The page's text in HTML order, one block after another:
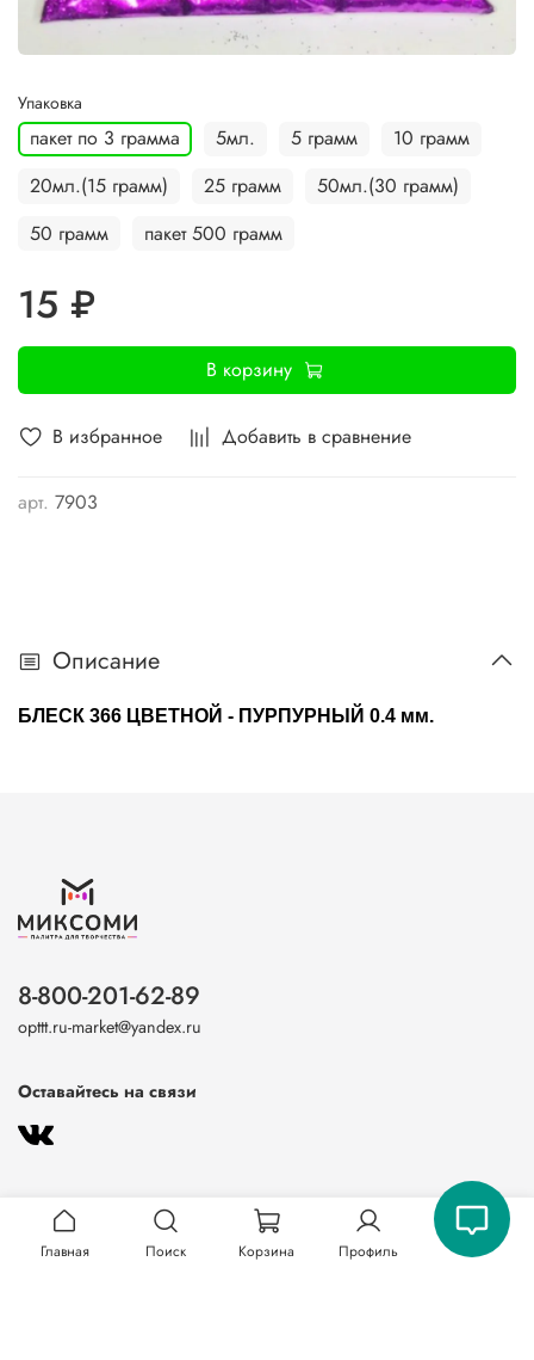
В избранное Добавить в сравнение
арт. 7903
Упаковка
пакет по 3 грамма 5мл. 5 грамм
10 грамм
20мл.(15 грамм)
25 грамм
50мл.(30 грамм)
50 грамм
пакет 500 грамм
15 ₽
В корзину
Описание
БЛЕСК 366 ЦВЕТНОЙ - ПУРПУРНЫЙ 0.4 мм.
8-800-201-62-89
opttt.ru-market@yandex.ru
Оставайтесь на связи
Главная Поиск Корзина Профиль